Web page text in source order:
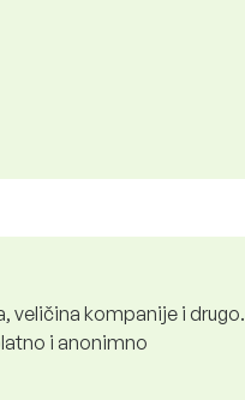
veličina kompanije i drugo.
i anonimno